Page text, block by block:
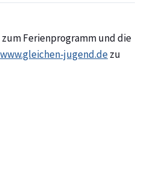
Ferienprogramm und die
www.gleichen-jugend.dezu